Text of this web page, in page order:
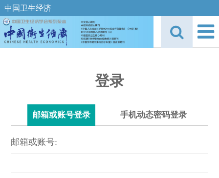
中国卫生经济
登录
邮箱或账号登录 手机动态密码登录
邮箱或账号: